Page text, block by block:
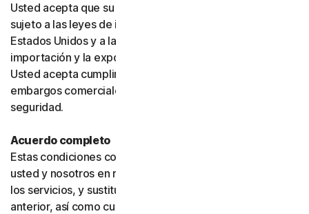
Usted acepta que su uso de los Servicios puede estar
sujeto a las leyes de importación y exportación de los
Estados Unidos y a las leyes de otros países en los que la
importación y la exportación puedan estar restringidas.
Usted acepta cumplir todas dichas leyes, incluidos los
embargos comerciales, las sanciones y los requisitos de
seguridad.
Acuerdo completo
Estas condiciones constituyen el acuerdo íntegro entre
usted y nosotros en relación con su uso del software y
los servicios, y sustituyen cualquier acuerdo o condición
anterior, así como cualquier otra comunicación,